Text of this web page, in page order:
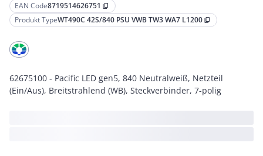
EAN Code8719514626751 content_copy
Produkt TypeWT490C 42S/840 PSU VWB TW3 WA7 L1200 content_copy
62675100 - Pacific LED gen5, 840 Neutralweiß, Netzteil
(Ein/Aus), Breitstrahlend (WB), Steckverbinder, 7-polig